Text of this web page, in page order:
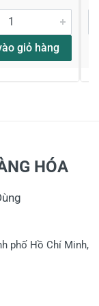
giỏ hàng
HÓA
phố Hồ Chí Minh,